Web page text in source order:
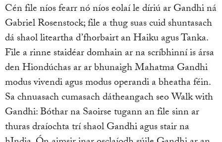
Cén file níos fearr nó níos eolaí le díriú ar Gandhi ná
Gabriel Rosenstock; file a thug suas cuid shuntasach
dá shaol liteartha d’fhorbairt an Haiku agus Tanka.
File a rinne staidéar domhain ar na scríbhinní is ársa
den Hiondúchas ar ar bhunaigh Mahatma Gandhi
modus vivendi agus modus operandi a bheatha féin.
Sa chnuasach cumasach dátheangach seo Walk with
Gandhi: Bóthar na Saoirse tugann an file sinn ar
thuras draíochta trí shaol Gandhi agus stair na